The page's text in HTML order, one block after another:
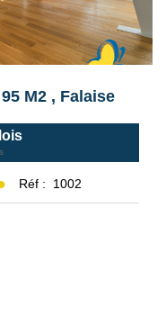
M2 , Falaise
Réf : 1002